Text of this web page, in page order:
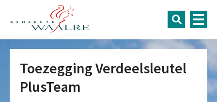
Toezegging Verdeelsleutel
PlusTeam